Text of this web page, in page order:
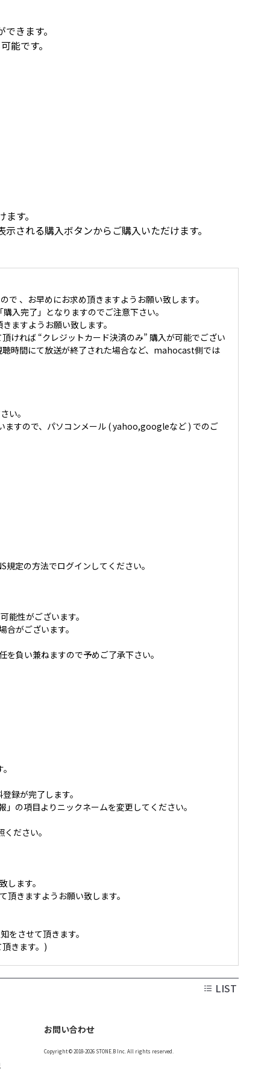
きます。
能です。
す。
される購入ボタンからご購入いただけます。
、お早めにお求め頂きますようお願い致します。
入完了」となりますのでご注意下さい。
ますようお願い致します。
ければ “クレジットカード決済のみ” 購入が可能でござい
時間にて放送が終了された場合など、mahocast側では
い。
すので、パソコンメール ( yahoo,googleなど ) でのご
定の方法でログインしてください。
性がございます。
がございます。
負い兼ねますので予めご了承下さい。
録が完了します。
の項目よりニックネームを変更してください。
ださい。
ます。
きますようお願い致します。
させて頂きます。
きます。)
LIST
お問い合わせ
Copyright © 2018-2026 STONE.B Inc. All rights reserved.